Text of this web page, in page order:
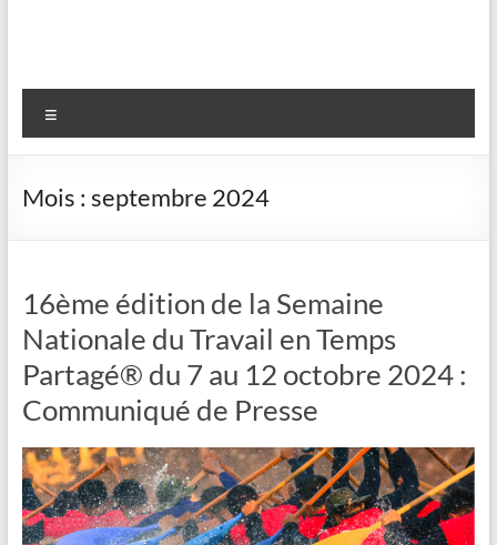
Nationale
Associations
du Travail en
Temps
Partagé
Mois : septembre 2024
16ème édition de la Semaine
Nationale du Travail en Temps
Partagé® du 7 au 12 octobre 2024 :
Communiqué de Presse